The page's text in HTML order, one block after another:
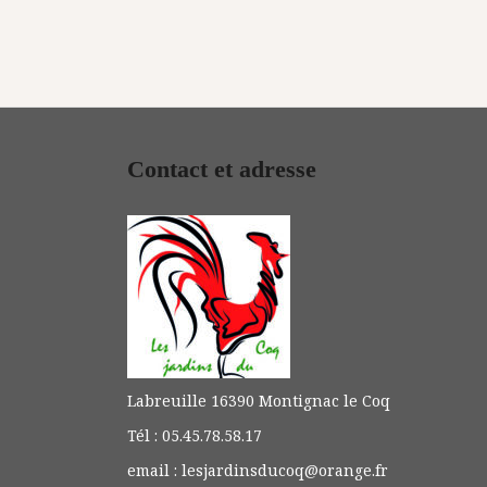
Contact et adresse
Labreuille 16390 Montignac le Coq
Tél : 05.45.78.58.17
email : lesjardinsducoq@orange.fr